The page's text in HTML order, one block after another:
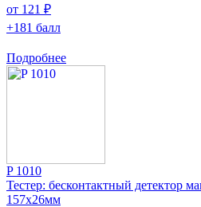
от 121 ₽
+181 балл
Подробнее
P 1010
Тестер: бесконтактный детектор
157x26мм